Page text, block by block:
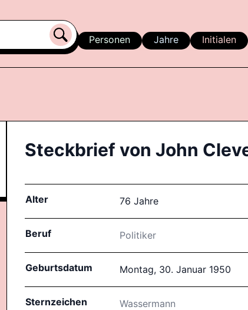
Personen Jahre Initialen
Steckbrief vonJohn
Alter 76 Jahre
Beruf Politiker
Geburtsdatum Montag, 30. Januar 1950
Sternzeichen Wassermann